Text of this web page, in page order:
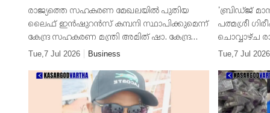
സാന്നിധ്യം; അമുൽ മാതൃകയിൽ
വലിയ കമ്പനികൾ സൃഷ്ടിക്കാൻ
കേന്ദ്രസർക്കാർ; അഞ്ചാം സ്ഥാപക
ദിനാഘോഷത്തിൽ പ്രഖ്യാപനം
നടത്തി അമിത് ഷാ
രാജ്യത്തെ സഹകരണ മേഖലയിൽ പുതിയ
ലൈഫ് ഇൻഷുറൻസ് കമ്പനി സ്ഥാപിക്കുമെന്ന്
കേന്ദ്ര സഹകരണ മന്ത്രി അമിത് ഷാ. കേന്ദ്ര
സഹകരണ മന്ത്രാലയത്തിൻ്റെ അഞ്ചാം
സംസാരിക്കവെയാണ് അദ്ദേഹം ഇക്കാര്യം
Tue,7 Jul 2026 Business
പത്മശ്രീ
127
'ബ്രിഡ്ജ്
പത്മശ്രീ
ചൊവ്വാഴ്ച
Tue,7 Jul 2026